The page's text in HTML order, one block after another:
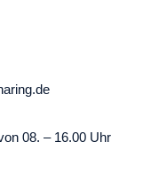
08. – 16.00 Uhr